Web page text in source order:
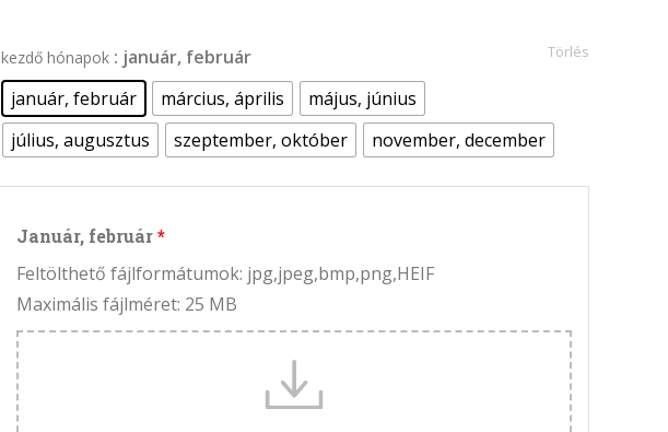
kezdő hónapok : január, február
január, február
március, április
május, június
július, augusztus
szeptember, október november, december
Törlés
Január, február
Feltölthető fájlformátumok: jpg,jpeg,bmp,png,HEIF
Maximális fájlméret: 25 MB